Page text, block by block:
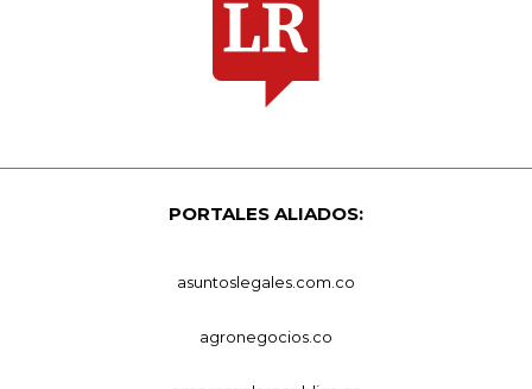
PORTALES ALIADOS:
asuntoslegales.com.co
agronegocios.co